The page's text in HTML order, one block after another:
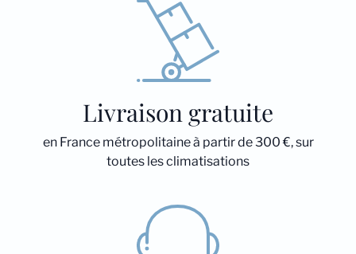
Livraison gratuite
en France métropolitaine à partir de 300 €, sur
toutes les climatisations